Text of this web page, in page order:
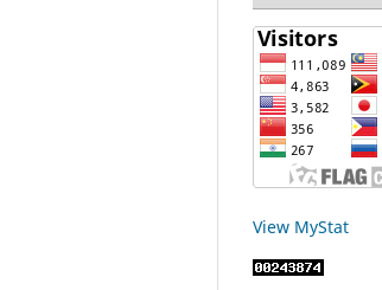
View MyStat